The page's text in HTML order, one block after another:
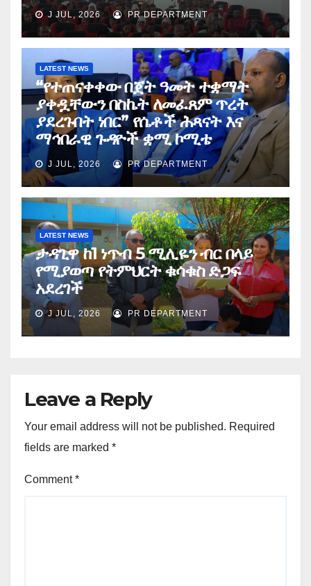
J JUL, 2026 PR DEPARTMENT
LATEST NEWS
“የተጠናቀቀው በጀት ዓመት ተቋማት
ያቀዷቸውን በስኬት ለመፈጸም ጥረት
ያደረጉበት ነበር” የሴቶች ሕጻናት እና
ማኅበራዊ ጉዳዮች ቋሚ ኮሚቴ
J JUL, 2026 PR DEPARTMENT
LATEST NEWS
ታዳጊዋ ከ1 ነጥብ 5 ሚሊዬን ብር በላይ
የሚያወጣ የትምህርት ቁሳቁስ ድጋፍ
አደረገች
J JUL, 2026 PR DEPARTMENT
Leave a Reply
Your email address will not be published. Required
fields are marked *
Comment*